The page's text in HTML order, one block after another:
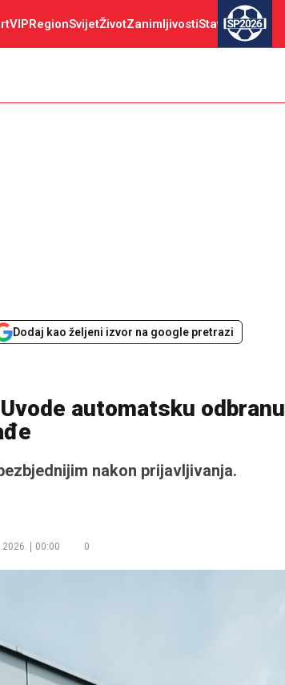
VIPRegionSvijetŽivotZanimljivostiStav SP2026
Dodaj kao željeni izvor na google pretrazi
automatsku odbranu
nakon prijavljivanja.
00:00 0